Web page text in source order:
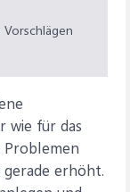
wie für das
Problemen
erhöht.